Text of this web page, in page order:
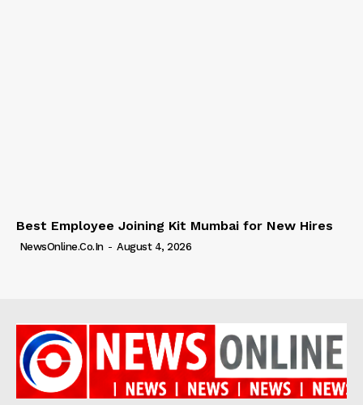
Best Employee Joining Kit Mumbai for New Hires
NewsOnline.co.in - August 4, 2026